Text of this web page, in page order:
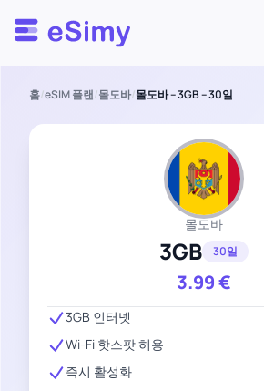
Esimy
홈/eSIM 플랜/몰도바/몰도바 – 3GB – 30일
몰도바
3GB 30일
3.99€
3GB 인터넷
Wi-Fi 핫스팟 허용
즉시 활성화